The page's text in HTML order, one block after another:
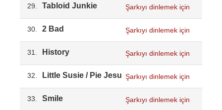
29. Tabloid Junkie Şarkıyı dinlemek için
30. 2 Bad Şarkıyı dinlemek için
31. History Şarkıyı dinlemek için
32. Little Susie / Pie Jesu Şarkıyı dinlemek için
33. Smile Şarkıyı dinlemek için